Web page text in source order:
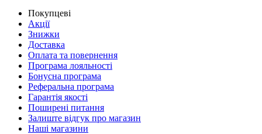
Покупцеві
Акції
Знижки
Доставка
Оплата та повернення
Програма лояльності
Бонусна програма
Реферальна програма
Гарантія якості
Поширені питання
Залиште відгук про магазин
Наші магазини